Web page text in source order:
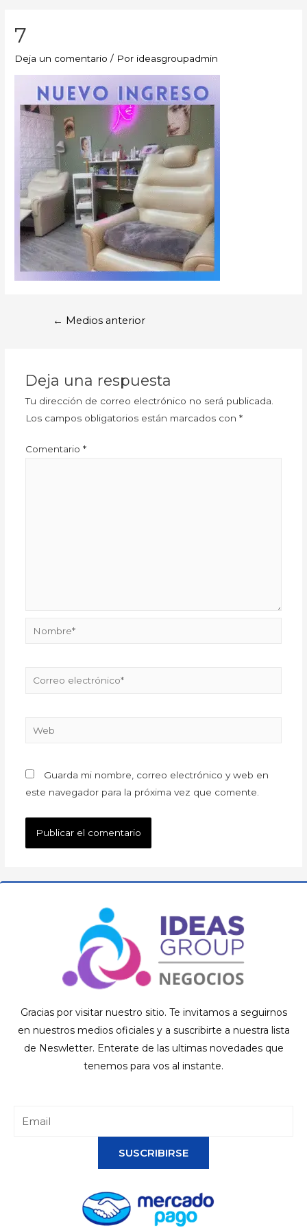
7
Deja un comentario / Por ideasgroupadmin
← Medios anterior
Deja una respuesta
Tu dirección de correo electrónico no será publicada.
Los campos obligatorios están marcados con *
Comentario *
Guarda mi nombre, correo electrónico y web en
este navegador para la próxima vez que comente.
Gracias por visitar nuestro sitio. Te invitamos a seguirnos
en nuestros medios oficiales y a suscribirte a nuestra lista
de Neswletter. Enterate de las ultimas novedades que
tenemos para vos al instante.
SUSCRIBIRSE